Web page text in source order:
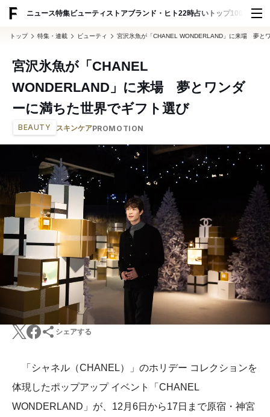
ニュース特集ビューティ ストアブランド・ヒト22時占い トップ100 スナッ
トップ 特集・連載 ビューティ 宮沢氷魚が「CHANEL WONDERLAND」に来場 夢と
宮沢氷魚が「CHANEL
WONDERLAND」に来場 夢とワンダ
ーに満ちた世界でギフト選び
BEAUTY スキンケアPROMOTION
シェアする
「シャネル（CHANEL）」のホリデー コレクションを
体現したポップアップ イベント「CHANEL
WONDERLAND」が、12月6日から17日まで原宿・神宮